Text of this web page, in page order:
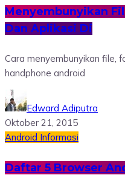
Menyembunyikan
Dan Aplikasi Di
Cara menyembunyikan file,
handphone android
Edward Adiputra
Oktober 21, 2015
Android Informasi
Daftar 5 Browser